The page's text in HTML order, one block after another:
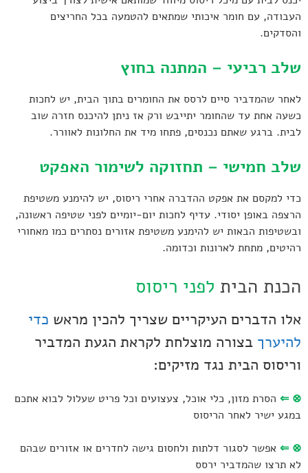
העבודה, עם חומר איכותי שמתאים להטמעה בכל החריצים
והסדקים.
שלב רביעי – המתנה בחוץ
לאחר שהמדביר סיים לרסס את החומרים בתוך הבית, יש לחכות
כשעה אחת עד שהחומר יתייבש ורק אז ניתן להיכנס חזרה שוב
לבית. ברגע שאתם נכנסים, פתחו מיד את החלונות לאוורר.
שלב חמישי – תחזוקה לשימור האפקט
כדי למקסם את אפקט ההדברה אחרי ריסוס, יש להימנע משטיפת
הרצפה באופן יסודי. עדיף לחכות יום-יומיים לפני שטיפה ראשונה,
ובשטיפות הבאות יש להימנע משטיפת אזורים נסתרים כמו מאחורי
רהיטים, מתחת לארונות וכדומה.
הכנת הבית לפני ריסוס
אלו הדברים העיקריים שצריך להכין מראש כדי
להיערך בצורה מוצלחת לקראת הגעת המדביר
וריסוס הבית נגד מזיקים:
⊗
⇐ הסרת מזון, כלי אוכל, צעצועים וכל פריט שעלול לבוא אתכם
במגע ישיר לאחר הריסוס
⊗
⇐ אפשר לסגור דלתות ולחסום גישה לחדרים או אזורים שבהם
לא תרצו שהמדביר ירסס